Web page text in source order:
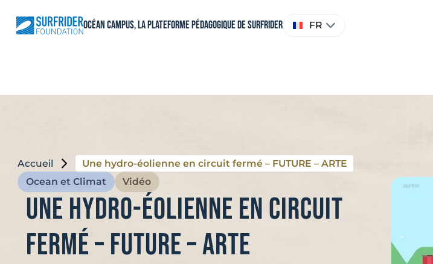
contenu
Océan Campus, La plateforme pédagogique de SurfriderChoisir
une
FR
Accueil
Une hydro-éolienne en circuit fermé – FUTURE – ARTE
Ocean et Climat
Vidéo
Une hydro-éolienne en circuit
fermé – FUTURE – ARTE